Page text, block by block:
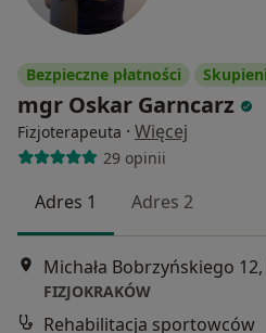
Bezpieczne płatności
mgr Oskar Garncarz
Fizjoterapeuta · Więcej
29 opinii
Adres 1 Adres 2
Michała Bobrzyńskiego
FIZJOKRAKÓW
Rehabilitacja sportowców